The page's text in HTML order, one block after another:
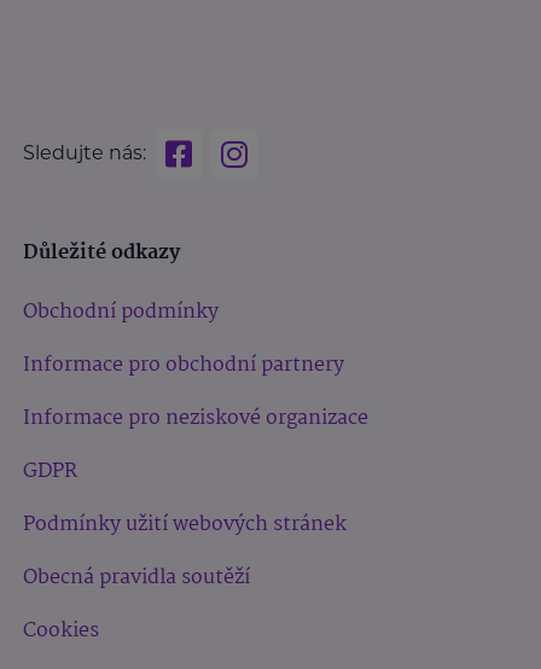
Sledujte nás:
Důležité odkazy
Obchodní podmínky
Informace pro obchodní partnery
Informace pro neziskové organizace
GDPR
Podmínky užití webových stránek
Obecná pravidla soutěží
Cookies